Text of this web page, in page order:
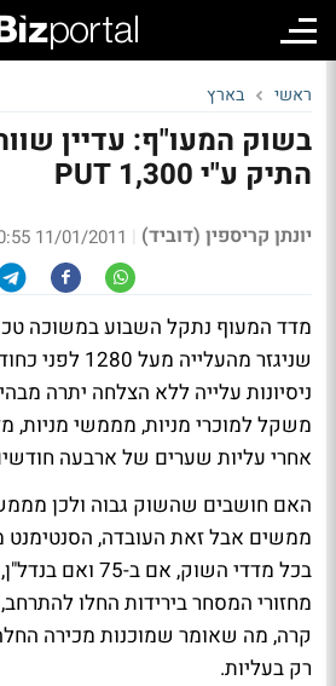
ראשי בארץ
בשוק המעו"ף: עדיין
התיק ע"י PUT 1,300
יונתן קריספין (דוביד) |
11/01/2011 10:55
שניגזר
ניסיונות עלייה ללא הצלחה יתרה
משקל למוכרי מניות, מממשי מניות,
אחרי עליות שערים של ארבעה
האם חושבים שהשוק גבוה ולכן
ממשים אבל זאת העובדה,
בכל מדדי השוק, אם
מחזורי המסחר בירידות החלו
קרה, מה שאומר שמוכנות מכירה
רק בעליות.